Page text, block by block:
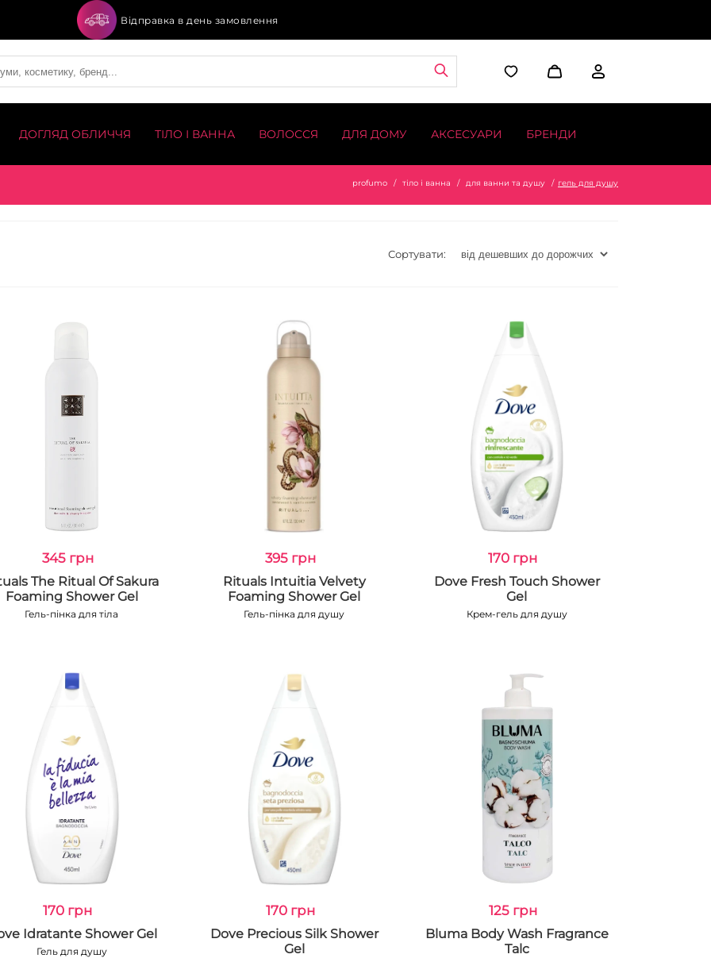
Відправка в день замовлення
ДОГЛЯД ОБЛИЧЧЯ ТІЛО І ВАННА ВОЛОССЯ ДЛЯ ДОМУ АКСЕСУАРИ БРЕНДИ
profumo тіло і ванна для ванни та душу гель для душу
Сортувати:
345 грн
The Ritual Of Sakura
Foaming Shower Gel
Гель-пінка для тіла
395 грн
Rituals Intuitia Velvety
Foaming Shower Gel
Гель-пінка для душу
170 грн
Dove Fresh Touch Shower
Gel
Крем-гель для душу
170 грн
Idratante Shower Gel
Гель для душу
170 грн
Dove Precious Silk Shower
Gel
125 грн
Bluma Body Wash Fragrance
Talc